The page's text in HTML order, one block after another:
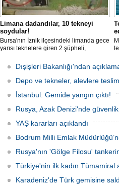
Limana dadandılar, 10 tekneyi
soydular!
Bursa'nın İznik ilçesindeki limanda gece
yarısı teknelere giren 2 şüpheli,
çaldı. Olay, güvenlik kameralarına
yansıdı, tekne sahiplerinin ihbarıyla
jandarma inceleme başlattı.
Dışişleri Bakanlığı'ndan
Depo ve tekneler, alevlere
İstanbul: Gemide yangın çıktı!
Rusya, Azak Denizi'nde
YAŞ kararları açıklandı
Bodrum Milli Emlak
Rusya'nın 'Gölge Filosu'
Türkiye'nin ilk kadın Tümamiral
Karadeniz'de Türk gemisine